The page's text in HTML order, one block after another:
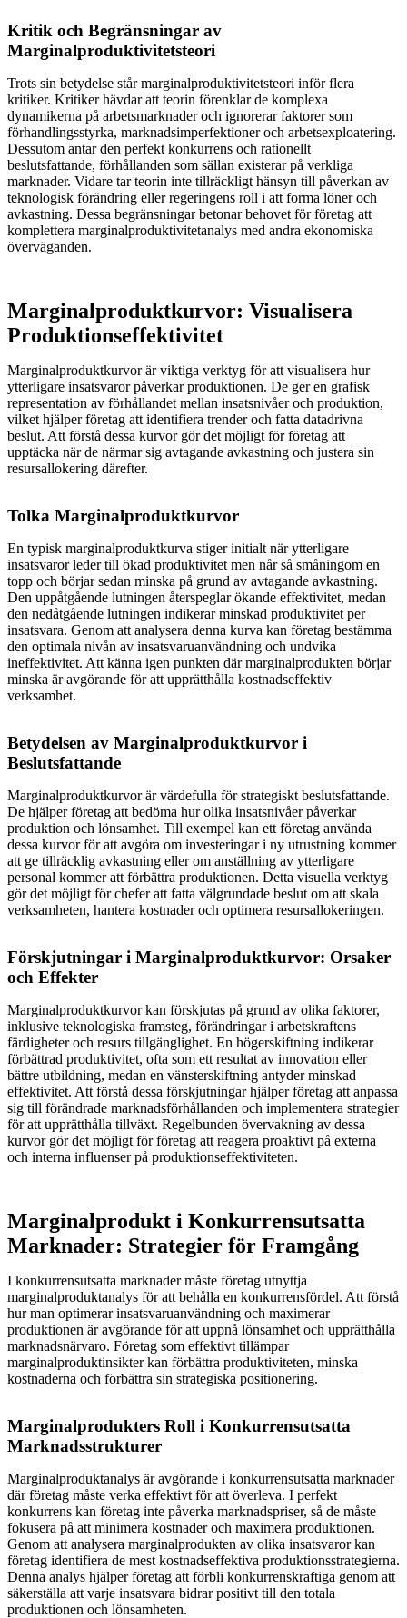
Kritik och Begränsningar av
Marginalproduktivitetsteori
Trots sin betydelse står marginalproduktivitetsteori inför flera
kritiker. Kritiker hävdar att teorin förenklar de komplexa
dynamikerna på arbetsmarknader och ignorerar faktorer som
förhandlingsstyrka, marknadsimperfektioner och arbetsexploatering.
Dessutom antar den perfekt konkurrens och rationellt
beslutsfattande, förhållanden som sällan existerar på verkliga
marknader. Vidare tar teorin inte tillräckligt hänsyn till påverkan av
teknologisk förändring eller regeringens roll i att forma löner och
avkastning. Dessa begränsningar betonar behovet för företag att
komplettera marginalproduktivitetanalys med andra ekonomiska
överväganden.
Marginalproduktkurvor: Visualisera
Produktionseffektivitet
Marginalproduktkurvor är viktiga verktyg för att visualisera hur
ytterligare insatsvaror påverkar produktionen. De ger en grafisk
representation av förhållandet mellan insatsnivåer och produktion,
vilket hjälper företag att identifiera trender och fatta datadrivna
beslut. Att förstå dessa kurvor gör det möjligt för företag att
upptäcka när de närmar sig avtagande avkastning och justera sin
resursallokering därefter.
Tolka Marginalproduktkurvor
En typisk marginalproduktkurva stiger initialt när ytterligare
insatsvaror leder till ökad produktivitet men når så småningom en
topp och börjar sedan minska på grund av avtagande avkastning.
Den uppåtgående lutningen återspeglar ökande effektivitet, medan
den nedåtgående lutningen indikerar minskad produktivitet per
insatsvara. Genom att analysera denna kurva kan företag bestämma
den optimala nivån av insatsvaruanvändning och undvika
ineffektivitet. Att känna igen punkten där marginalprodukten börjar
minska är avgörande för att upprätthålla kostnadseffektiv
verksamhet.
Betydelsen av Marginalproduktkurvor i
Beslutsfattande
Marginalproduktkurvor är värdefulla för strategiskt beslutsfattande.
De hjälper företag att bedöma hur olika insatsnivåer påverkar
produktion och lönsamhet. Till exempel kan ett företag använda
dessa kurvor för att avgöra om investeringar i ny utrustning kommer
att ge tillräcklig avkastning eller om anställning av ytterligare
personal kommer att förbättra produktionen. Detta visuella verktyg
gör det möjligt för chefer att fatta välgrundade beslut om att skala
verksamheten, hantera kostnader och optimera resursallokeringen.
Förskjutningar i Marginalproduktkurvor: Orsaker
och Effekter
Marginalproduktkurvor kan förskjutas på grund av olika faktorer,
inklusive teknologiska framsteg, förändringar i arbetskraftens
färdigheter och resurs tillgänglighet. En högerskiftning indikerar
förbättrad produktivitet, ofta som ett resultat av innovation eller
bättre utbildning, medan en vänsterskiftning antyder minskad
effektivitet. Att förstå dessa förskjutningar hjälper företag att anpassa
sig till förändrade marknadsförhållanden och implementera strategier
för att upprätthålla tillväxt. Regelbunden övervakning av dessa
kurvor gör det möjligt för företag att reagera proaktivt på externa
och interna influenser på produktionseffektiviteten.
Marginalprodukt i Konkurrensutsatta
Marknader: Strategier för Framgång
I konkurrensutsatta marknader måste företag utnyttja
marginalproduktanalys för att behålla en konkurrensfördel. Att förstå
hur man optimerar insatsvaruanvändning och maximerar
produktionen är avgörande för att uppnå lönsamhet och upprätthålla
marknadsnärvaro. Företag som effektivt tillämpar
marginalproduktinsikter kan förbättra produktiviteten, minska
kostnaderna och förbättra sin strategiska positionering.
Marginalprodukters Roll i Konkurrensutsatta
Marknadsstrukturer
Marginalproduktanalys är avgörande i konkurrensutsatta marknader
där företag måste verka effektivt för att överleva. I perfekt
konkurrens kan företag inte påverka marknadspriser, så de måste
fokusera på att minimera kostnader och maximera produktionen.
Genom att analysera marginalprodukten av olika insatsvaror kan
företag identifiera de mest kostnadseffektiva produktionsstrategierna.
Denna analys hjälper företag att förbli konkurrenskraftiga genom att
säkerställa att varje insatsvara bidrar positivt till den totala
produktionen och lönsamheten.